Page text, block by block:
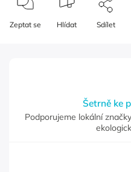
Zeptat se Hlídat Sdílet
Šetrně ke
Podporujeme lokální